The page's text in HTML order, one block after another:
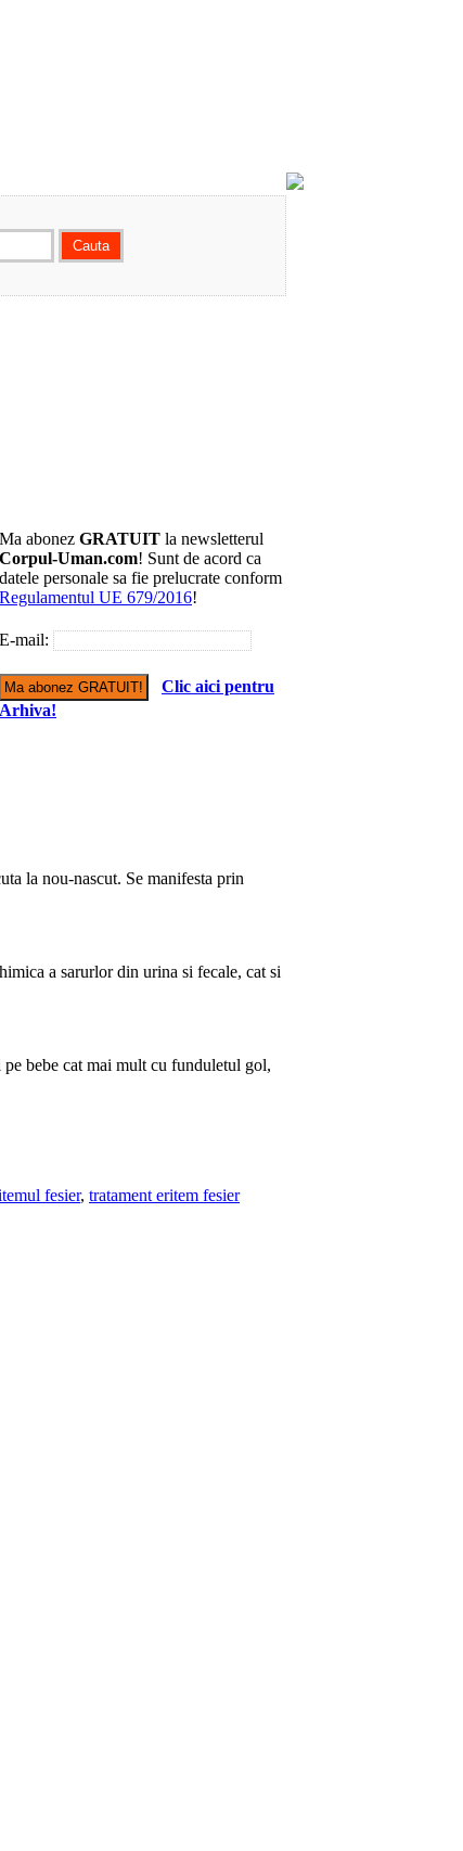
Ma abonez GRATUIT la newsletterul
Corpul-Uman.com! Sunt de acord ca
datele personale sa fie prelucrate conform
Regulamentul UE 679/2016!
E-mail:
Clic aici pentru
Arhiva!
la nou-nascut. Se manifesta prin
a sarurlor din urina si fecale, cat si
bebe cat mai mult cu funduletul gol,
fesier, tratament eritem fesier